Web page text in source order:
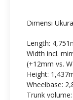
Dimensi
Length:
Width incl.
(+12mm vs.
Height:
Wheelbase:
Trunk